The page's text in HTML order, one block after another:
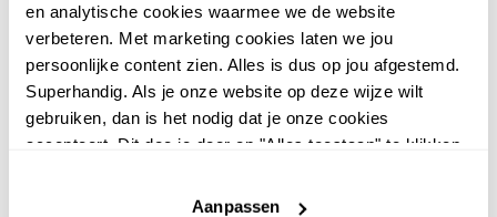
en analytische cookies waarmee we de website
verbeteren. Met marketing cookies laten we jou
persoonlijke content zien. Alles is dus op jou afgestemd.
Superhandig. Als je onze website op deze wijze wilt
gebruiken, dan is het nodig dat je onze cookies
accepteert. Dit doe je door op "Alles toestaan" te klikken.
website niet optimaal functioneert.
Aanpassen